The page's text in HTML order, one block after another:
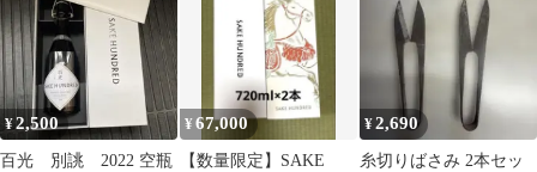
¥2,500
百光 別誂 2022 空瓶
¥67,000
【数量限定】SAKE
¥2,690
糸切りばさみ 2本セッ